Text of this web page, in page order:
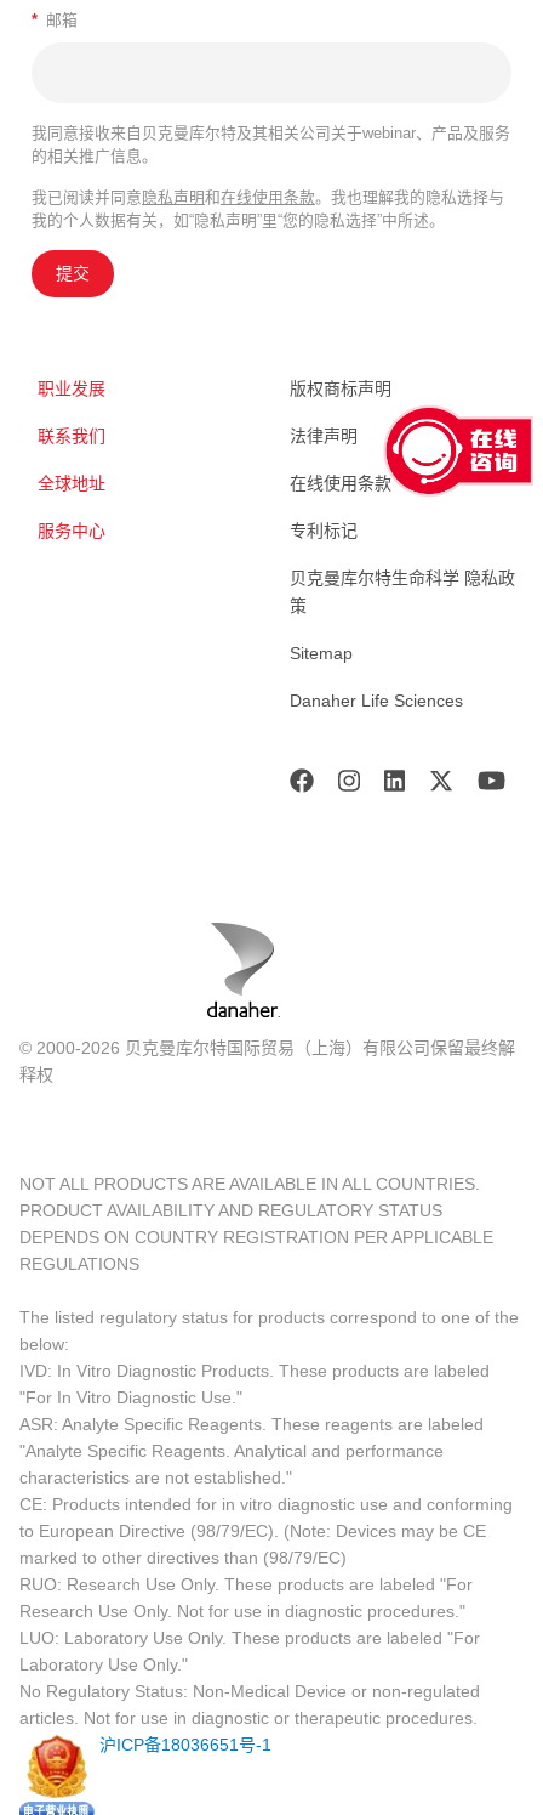
* 邮箱
我同意接收来自贝克曼库尔特及其相关公司关于webinar、产品及服务
的相关推广信息。
我已阅读并同意 隐私声明和在线使用条款。我也理解我的隐私选择与
我的个人数据有关，如“隐私声明”里“您的隐私选择”中所述。
提交
职业发展
联系我们
全球地址
服务中心
版权商标声明
法律声明
在线使用条款
专利标记
贝克曼库尔特生命科学 隐私政
策
Sitemap
Danaher Life Sciences
© 2000-2026 贝克曼库尔特国际贸易（上海）有限公司保留最终解
释权
NOT ALL PRODUCTS ARE AVAILABLE IN ALL COUNTRIES.
PRODUCT AVAILABILITY AND REGULATORY STATUS
DEPENDS ON COUNTRY REGISTRATION PER APPLICABLE
REGULATIONS
The listed regulatory status for products correspond to one of the
below:
IVD: In Vitro Diagnostic Products. These products are labeled
"For In Vitro Diagnostic Use."
ASR: Analyte Specific Reagents. These reagents are labeled
"Analyte Specific Reagents. Analytical and performance
characteristics are not established."
CE: Products intended for in vitro diagnostic use and conforming
to European Directive (98/79/EC). (Note: Devices may be CE
marked to other directives than (98/79/EC)
RUO: Research Use Only. These products are labeled "For
Research Use Only. Not for use in diagnostic procedures."
LUO: Laboratory Use Only. These products are labeled "For
Laboratory Use Only."
No Regulatory Status: Non-Medical Device or non-regulated
articles. Not for use in diagnostic or therapeutic procedures.
沪ICP备18036651号-1